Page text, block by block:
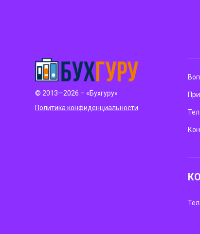
© 2013—2026 – «Бухгуру»
Политика конфиденциальности